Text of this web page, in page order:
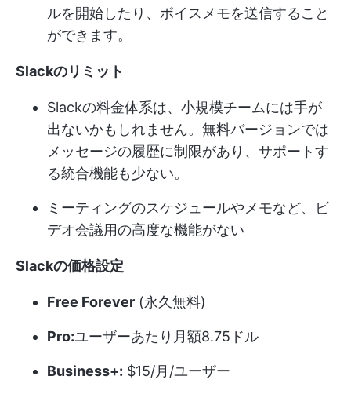
ルを開始したり、ボイスメモを送信すること
ができます。
Slackのリミット
Slackの料金体系は、小規模チームには手が
出ないかもしれません。無料バージョンでは
メッセージの履歴に制限があり、サポートす
る統合機能も少ない。
ミーティングのスケジュールやメモなど、ビ
デオ会議用の高度な機能がない
Slackの価格設定
Free Forever (永久無料)
Pro:ユーザーあたり月額8.75ドル
Business+: $15/月/ユーザー